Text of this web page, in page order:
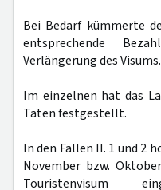
Bei Bedarf kümmerte
entsprechende
Verlängerung des Visums.
Im einzelnen hat das
Taten festgestellt.
In den Fällen II. 1 und 2
November bzw.
Touristenvisum